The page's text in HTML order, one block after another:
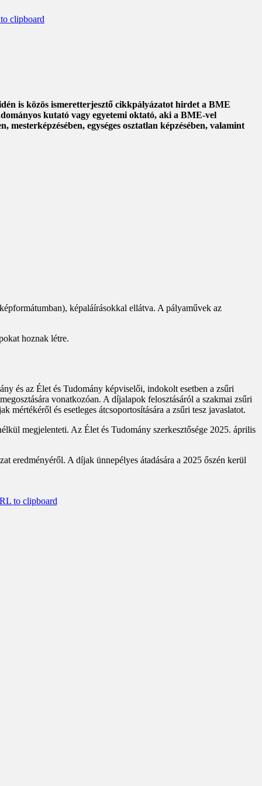
clipboard
is közös ismeretterjesztő cikkpályázatot hirdet a BME
kutató vagy egyetemi oktató, aki a BME-vel
egységes osztatlan képzésében, valamint
képaláírásokkal ellátva. A pályaművek az
hoznak létre.
és az Élet és Tudomány képviselői, indokolt esetben a zsűri
vonatkozóan. A díjalapok felosztásáról a szakmai zsűri
és esetleges átcsoportosítására a zsűri tesz javaslatot.
megjelenteti. Az Élet és Tudomány szerkesztősége 2025. április
eredményéről. A díjak ünnepélyes átadására a 2025 őszén kerül
to clipboard